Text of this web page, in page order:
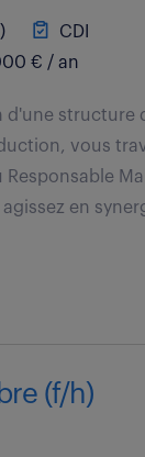
CDI
€ / an
d'une structure
vous
agissez en
(f/h)